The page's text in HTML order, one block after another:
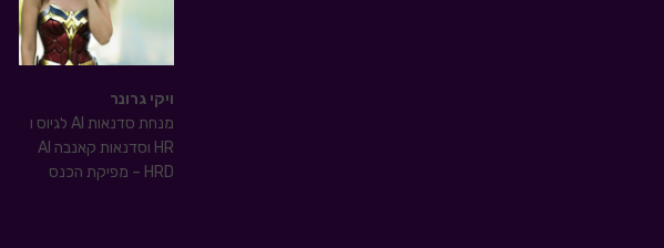
ויקי גרונר
מנחת סדנאות AI לגיוס ו
HR וסדנאות קאנבה AI
HRD – מפיקת הכנס